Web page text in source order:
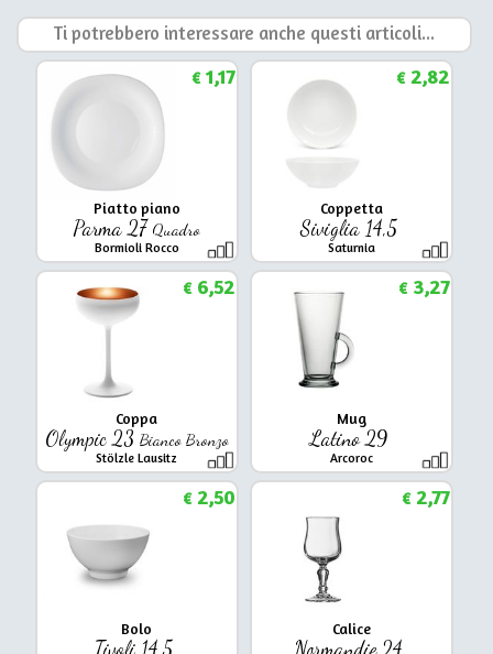
Ti potrebbero interessare anche questi articoli...
Piatto piano
Parma 27 Quadro
Bormioli Rocco
€1,17
Coppetta
Siviglia 14,5
Saturnia
€2,82
Coppa
Olympic 23 Bianco Bronzo
Stölzle Lausitz
€6,52
Mug
Latino 29
Arcoroc
€3,27
Bolo
Tivoli 14,5
€2,50
Calice
Normandie 24
€2,77